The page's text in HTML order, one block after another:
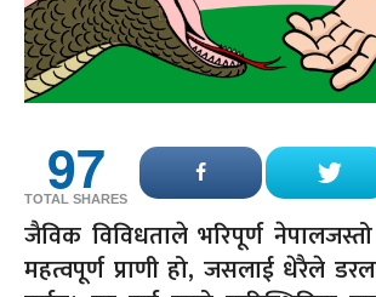
97
TOTAL SHARES
जैविक विविधताले भरिपूर्ण
महत्वपूर्ण प्राणी हो, जसलाई धेरैले